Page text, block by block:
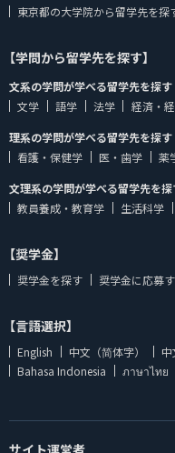
東京都の大学院から留学先を探
【学問から留学先を探す】
文系の学問が学べる留学先を探す
文学
語学 法学 経済・
理系の学問が学べる留学先を探す
看護・保健学
医・歯学 薬
文理系の学問が学べる留学先を探
教員養成・教育学
生活科学
【奨学金】
奨学金を探す 奨学金に応募
【言語選択】
English 中文（简体字） 中
Bahasa Indonesia
ภาษาไทย
サイト運営者